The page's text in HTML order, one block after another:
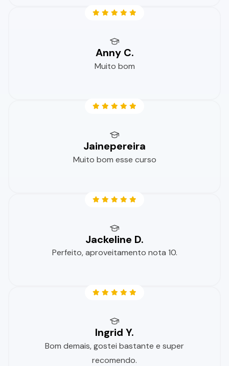
Anny C.
Muito bom
Jainepereira
Muito bom esse curso
Jackeline D.
Perfeito, aproveitamento nota 10.
Ingrid Y.
Bom demais, gostei bastante e super
recomendo.